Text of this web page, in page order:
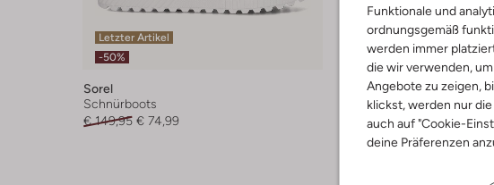
Funktionale und
ordnungsgemäß
werden immer
die wir verwenden,
Angebote zu zeigen,
klickst, werden nur
auch auf "Cookie-
deine Präferenzen
Letzter Artikel
-50%
Sorel
Schnürboots
€ 149,95 € 74,99